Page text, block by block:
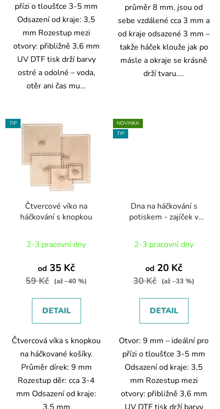
přízi o tloušťce 3-5 mm
Odsazení od kraje: 3,5
mm Rozestup mezi
otvory: přibližně 3,6 mm
UV DTF tisk drží barvy
ostré a odolné – voda,
otěr ani čas mu...
průměr 8 mm, jsou od
sebe vzdálené cca 3 mm a
od kraje odsazené 3 mm –
takže háček klouže jak po
másle a okraje se krásně
drží tvaru....
TIP
Čtvercové víko na
háčkování s knopkou
2-3 pracovní dny
od 35 Kč
59 Kč (až –40 %)
DETAIL
Čtvercová víka s knopkou
na háčkované košíky.
Průměr dírek: 9 mm
Rozestup děr: cca 3-4
mm Odsazení od kraje:
NOVINKA
TIP
Dna na háčkování s
potiskem - zajíček v
2-3 pracovní dny
od 20 Kč
30 Kč (až –33 %)
DETAIL
Otvor: 9 mm – ideální pro
přízi o tloušťce 3-5 mm
Odsazení od kraje: 3,5
mm Rozestup mezi
otvory: přibližně 3,6 mm